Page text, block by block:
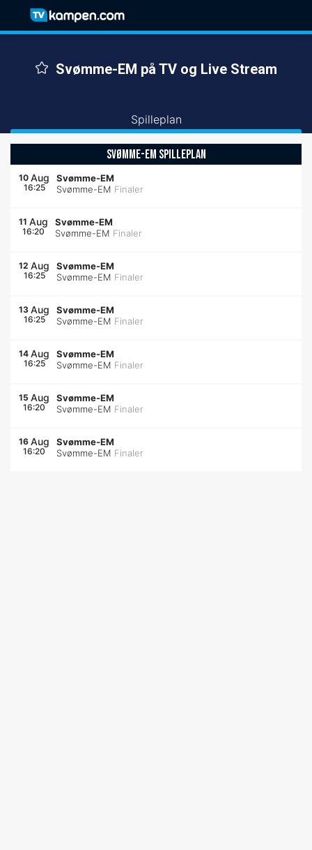
Svømme-EM på TV og Live Stream
Spilleplan
SVØMME-EM SPILLEPLAN
10 Aug
16:25
Svømme-EM
Svømme-EM Finaler
11 Aug
16:20
Svømme-EM
Svømme-EM Finaler
12 Aug
16:25
Svømme-EM
Svømme-EM Finaler
13 Aug
16:25
Svømme-EM
Svømme-EM Finaler
14 Aug
16:25
Svømme-EM
Svømme-EM Finaler
15 Aug
16:20
Svømme-EM
Svømme-EM Finaler
16 Aug
16:20
Svømme-EM
Svømme-EM Finaler